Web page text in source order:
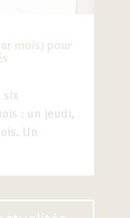
mois) pour
six
: un jeudi,
Un